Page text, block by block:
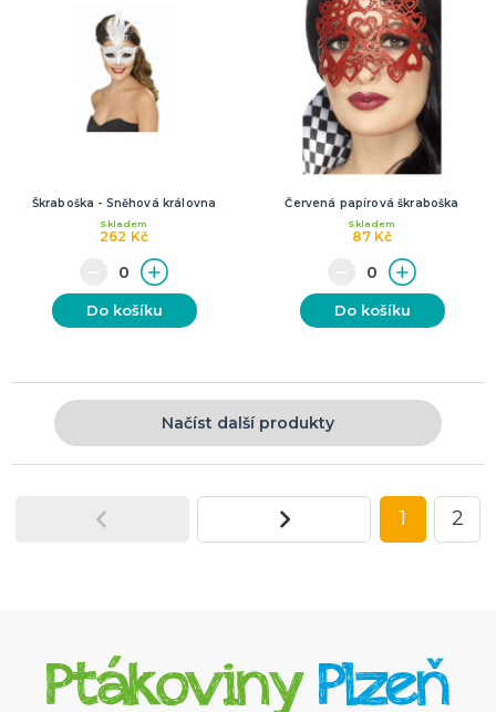
Škraboška - Sněhová královna
262 Kč
Skladem
Do košíku
Červená papírová škraboška
87 Kč
Skladem
Do košíku
Načíst další produkty
1 2